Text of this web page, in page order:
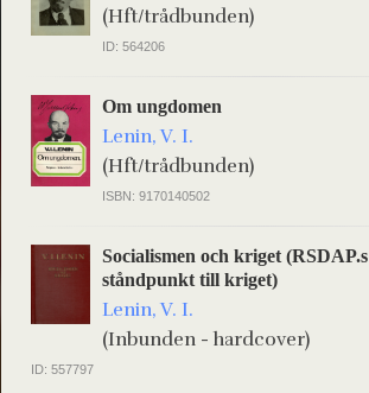
(Hft/trådbunden)
ID: 564206
Om ungdomen
Lenin, V. I.
(Hft/trådbunden)
ISBN: 9170140502
Socialismen och kriget (RSDAP.s
ståndpunkt till kriget)
Lenin, V. I.
(Inbunden - hardcover)
ID: 557797